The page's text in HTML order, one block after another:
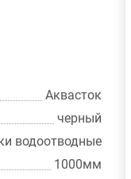
Аквасток
черный
водоотводные
1000мм